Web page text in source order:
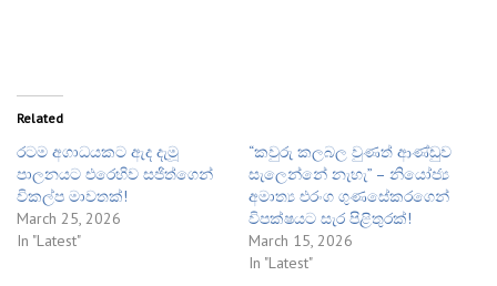
Related
රටම අගාධයකට ඇද දැමූ
පාලනයට එරෙහිව සජිත්ගෙන්
විකල්ප මාවතක්!
March 25, 2026
In "Latest"
“කවුරු කලබල වුණත් ආණ්ඩුව
සැලෙන්නේ නැහැ” – නියෝජ්‍ය
අමාත්‍ය එරංග ගුණසේකරගෙන්
විපක්ෂයට සැර පිළිතුරක්!
March 15, 2026
In "Latest"